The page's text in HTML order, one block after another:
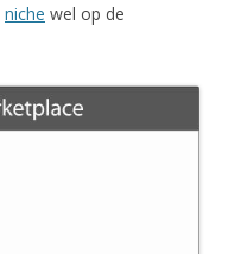
niche wel op de